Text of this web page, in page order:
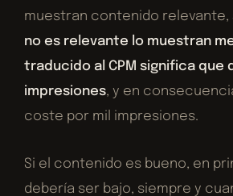
muestran contenido relevante,
no es relevante lo muestran
traducido al CPM significa que
impresiones, y en
coste por mil impresiones.
Si el contenido es bueno, en
debería ser bajo, siempre y